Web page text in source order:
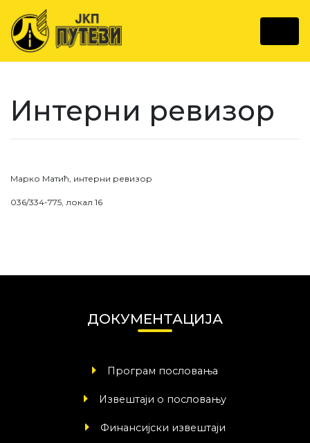
Интерни ревизор
Марко Матић, интерни ревизор
036/334-775, локал 16
ДОКУМЕНТАЦИЈА
Програм пословања
Извештаји о пословању
Финансијски извештаји